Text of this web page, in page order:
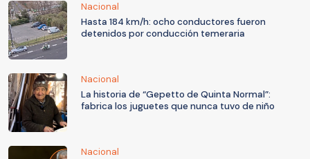
Nacional
Hasta 184 km/h: ocho conductores fueron
detenidos por conducción temeraria
Nacional
La historia de “Gepetto de Quinta Normal”:
fabrica los juguetes que nunca tuvo de niño
Nacional